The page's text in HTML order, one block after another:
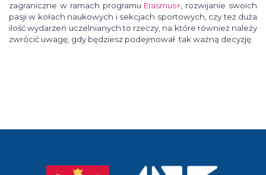
zagraniczne w ramach programu Erasmus+, rozwijanie swoich
pasji w kołach naukowych i sekcjach sportowych, czy też duża
ilość wydarzeń uczelnianych to rzeczy, na które również należy
zwrócić uwagę, gdy będziesz podejmował tak ważną decyzję.